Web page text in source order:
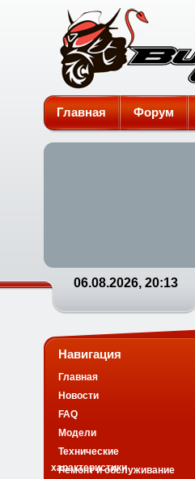
Burgman-Club
Главная Форум
06.08.2026, 20:13
Навигация
Главная
Новости
FAQ
Модели
Технические
характеристики
Ремонт и обслуживание